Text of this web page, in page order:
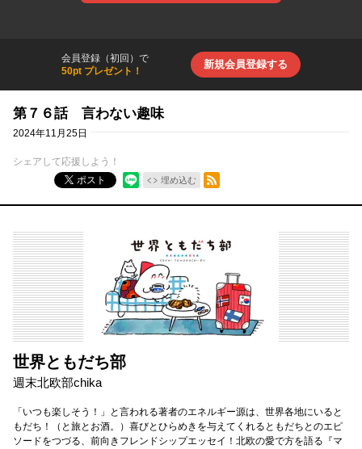
会員登録（初回）で
50pt プレゼント！
新規会員登録する
第７６話 言わない趣味
2024年11月25日
シェアして応援しよう！
ポスト
埋め込む
RSSフィード
世界ともだち部
週末北欧部chika
「いつも楽しそう！」と言われる著者のエネルギー源は、世界各地にいると
もだち！（と旅とお酒。）喜びとひらめきを与えてくれるともだちとのエピ
ソードをつづる、前向きフレンドシップエッセイ！北欧の愛で方を語る『マ